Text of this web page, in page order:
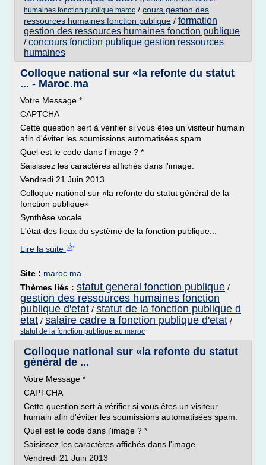
humaines fonction publique maroc / cours gestion des
ressources humaines fonction publique / formation
gestion des ressources humaines fonction publique
/ concours fonction publique gestion ressources
humaines
Colloque national sur «la refonte du statut
... - Maroc.ma
Votre Message *
CAPTCHA
Cette question sert à vérifier si vous êtes un visiteur humain
afin d'éviter les soumissions automatisées spam.
Quel est le code dans l'image ? *
Saisissez les caractères affichés dans l'image.
Vendredi 21 Juin 2013
Colloque national sur «la refonte du statut général de la
fonction publique»
Synthèse vocale
L'état des lieux du système de la fonction publique...
Lire la suite
Site : maroc.ma
Thèmes liés : statut general fonction publique /
gestion des ressources humaines fonction
publique d'etat / statut de la fonction publique d
etat / salaire cadre a fonction publique d'etat /
statut de la fonction publique au maroc
Colloque national sur «la refonte du statut
général de ...
Votre Message *
CAPTCHA
Cette question sert à vérifier si vous êtes un visiteur
humain afin d'éviter les soumissions automatisées spam.
Quel est le code dans l'image ? *
Saisissez les caractères affichés dans l'image.
Vendredi 21 Juin 2013